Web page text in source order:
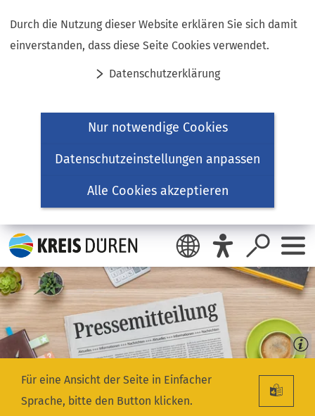
Durch die Nutzung dieser Website erklären Sie sich damit
einverstanden, dass diese Seite Cookies verwendet.
Datenschutzerklärung
Nur notwendige Cookies
Datenschutzeinstellungen anpassen
Alle Cookies akzeptieren
Inhalt anspringen
Für eine Ansicht der Seite in Einfacher
Sprache, bitte den Button klicken.